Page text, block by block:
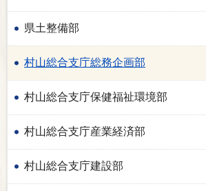
県土整備部
村山総合支庁総務企画部
村山総合支庁保健福祉環境部
村山総合支庁産業経済部
村山総合支庁建設部